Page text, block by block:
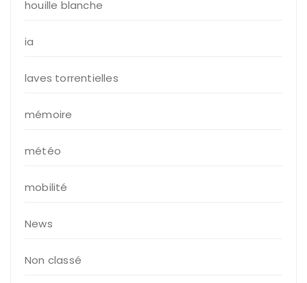
houille blanche
ia
laves torrentielles
mémoire
météo
mobilité
News
Non classé